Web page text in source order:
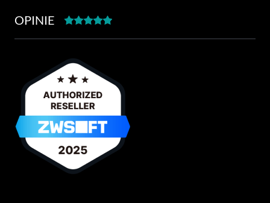
OPINIE